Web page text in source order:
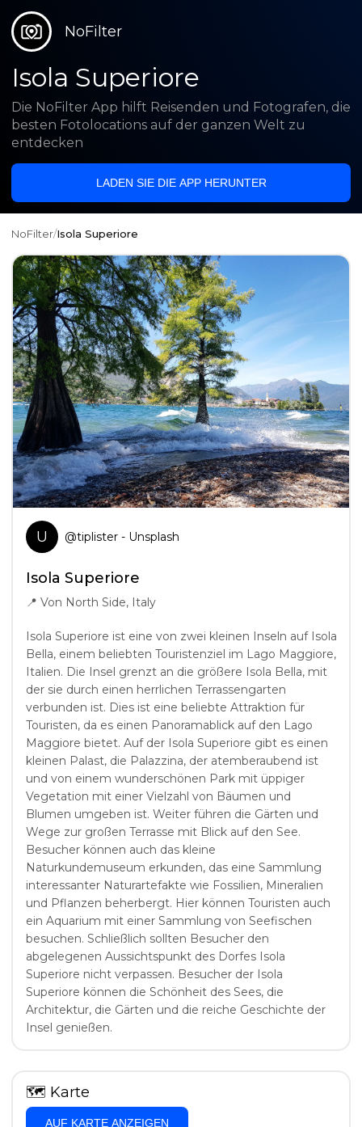
NoFilter
Isola Superiore
Die NoFilter App hilft Reisenden und Fotografen, die
besten Fotolocations auf der ganzen Welt zu
entdecken
LADEN SIE DIE APP HERUNTER
NoFilter/Isola Superiore
U @tiplister- Unsplash
Isola Superiore
📍 Von North Side, Italy
Isola Superiore ist eine von zwei kleinen Inseln auf Isola
Bella, einem beliebten Touristenziel im Lago Maggiore,
Italien. Die Insel grenzt an die größere Isola Bella, mit
der sie durch einen herrlichen Terrassengarten
verbunden ist. Dies ist eine beliebte Attraktion für
Touristen, da es einen Panoramablick auf den Lago
Maggiore bietet. Auf der Isola Superiore gibt es einen
kleinen Palast, die Palazzina, der atemberaubend ist
und von einem wunderschönen Park mit üppiger
Vegetation mit einer Vielzahl von Bäumen und
Blumen umgeben ist. Weiter führen die Gärten und
Wege zur großen Terrasse mit Blick auf den See.
Besucher können auch das kleine
Naturkundemuseum erkunden, das eine Sammlung
interessanter Naturartefakte wie Fossilien, Mineralien
und Pflanzen beherbergt. Hier können Touristen auch
ein Aquarium mit einer Sammlung von Seefischen
besuchen. Schließlich sollten Besucher den
abgelegenen Aussichtspunkt des Dorfes Isola
Superiore nicht verpassen. Besucher der Isola
Superiore können die Schönheit des Sees, die
Architektur, die Gärten und die reiche Geschichte der
Insel genießen.
🗺 Karte
AUF KARTE ANZEIGEN